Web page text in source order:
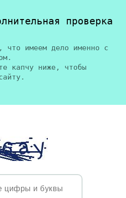
проверка
что имеем дело именно с
капчу ниже, чтобы